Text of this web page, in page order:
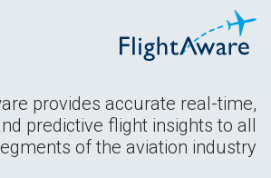
provides accurate real-time,
predictive flight insights to all
of the aviation industry.